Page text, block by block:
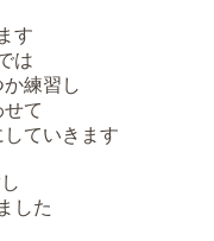
す
は
練習し
て
ていきます
した